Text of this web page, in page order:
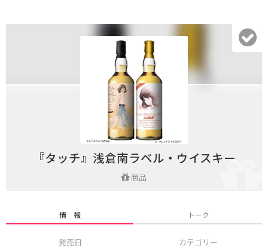
『タッチ』浅倉南ラベル・ウイスキー
商品
情 報 トーク
発売日 カテゴリー